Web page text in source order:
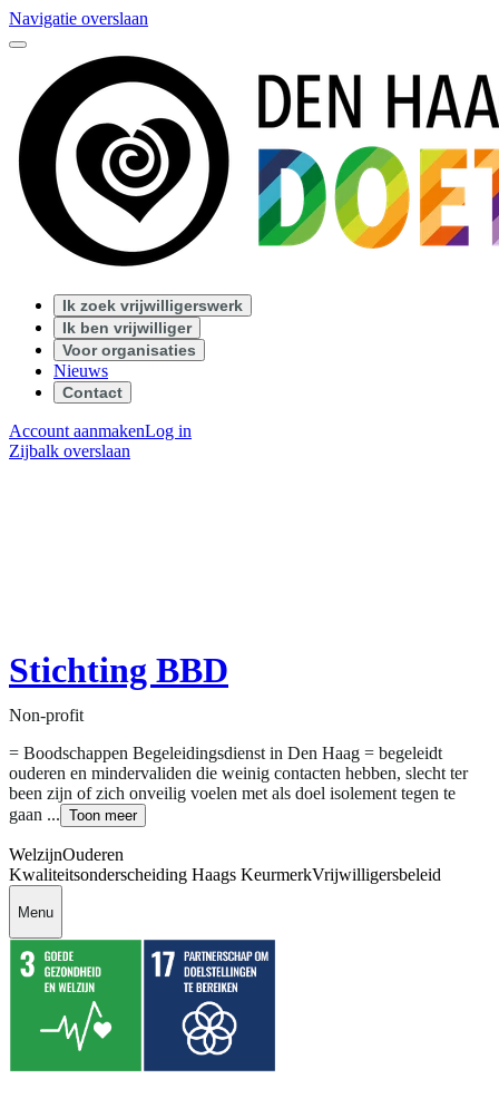
Navigatie overslaan
Ik zoek vrijwilligerswerk
Ik ben vrijwilliger
Voor organisaties
Nieuws
Contact
Account aanmakenLog in
Zijbalk overslaan
Stichting BBD
Non-profit
= Boodschappen Begeleidingsdienst in Den Haag = begeleidt
ouderen en mindervaliden die weinig contacten hebben, slecht ter
been zijn of zich onveilig voelen met als doel isolement tegen te
gaan ... Toon meer
WelzijnOuderen
Kwaliteitsonderscheiding Haags KeurmerkVrijwilligersbeleid
Menu